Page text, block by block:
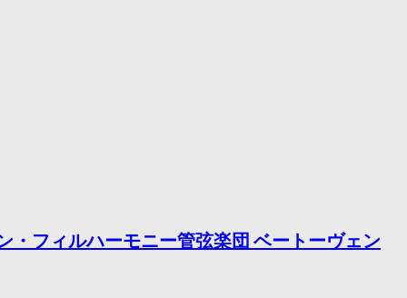
・フィルハーモニー管弦楽団 ベートーヴェン